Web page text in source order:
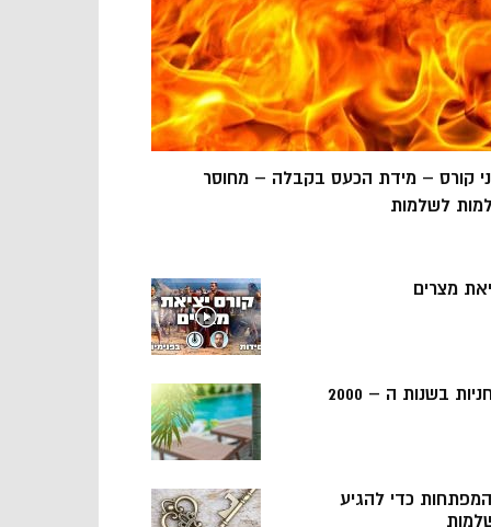
קורס – מידת הכעס בקבלה – מחוסר
לשלמות
מצרים
בשנות ה – 2000
5 המפתחות כדי להגיע